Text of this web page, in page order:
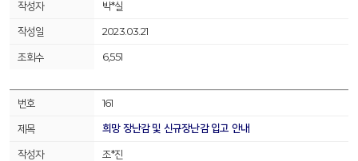
박*실
2023.03.21
6,551
161
희망 장난감 및 신규장난감 입고 안내
조*진